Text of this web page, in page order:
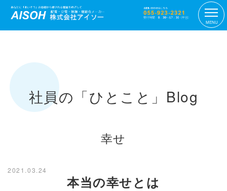
MENU
社員の「ひとこと」Blog
幸せ
2021.03.24
本当の幸せとは